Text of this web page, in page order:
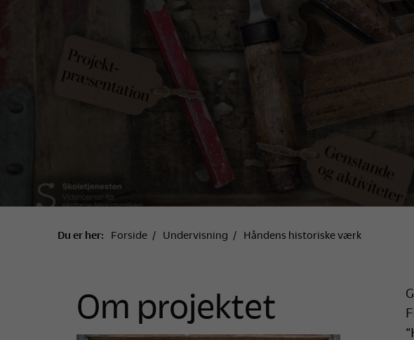
Du er her: Forside Undervisning Håndens historiske værk
Om projektet